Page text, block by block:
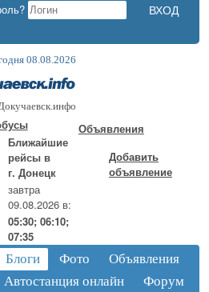
08.08.2026
Ближайшие
рейсы в
г. Донецк
завтра
09.08.2026 в:
05:30; 06:10;
07:35
Объявления
Добавить
объявление
Блоги Фото
Объявления
Автостанция онлайн Форум